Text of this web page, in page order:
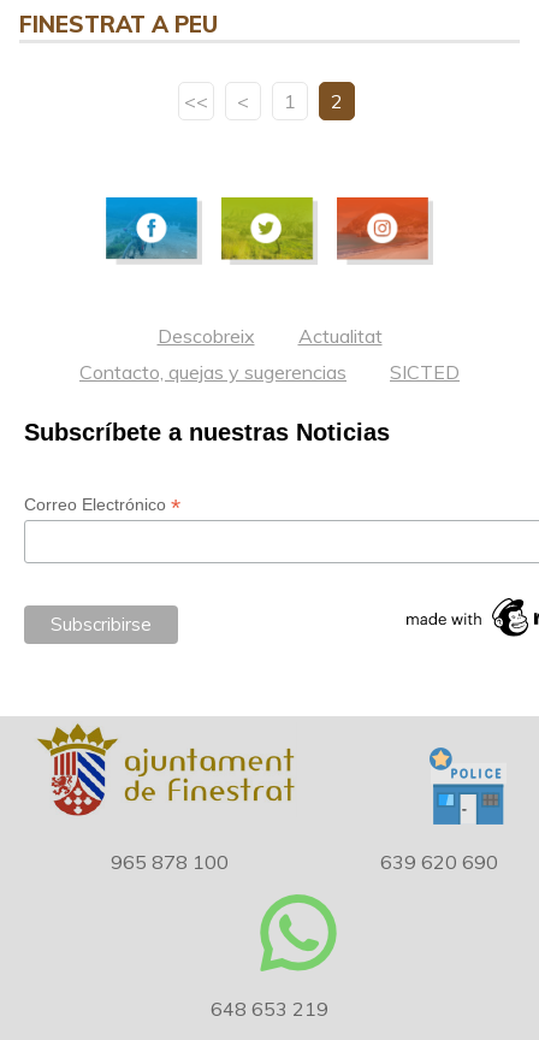
FINESTRAT A PEU
<< < 1 2
Descobreix
Actualitat
Contacto, quejas y sugerencias
SICTED
Subscríbete a nuestras Noticias
Correo Electrónico *
965 878 100 639 620 690
648 653 219